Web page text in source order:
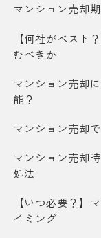
マンション売却
【何社がベスト
むべきか
マンション売却
能？
マンション売却
マンション売却
処法
【いつ必要？】
イミング